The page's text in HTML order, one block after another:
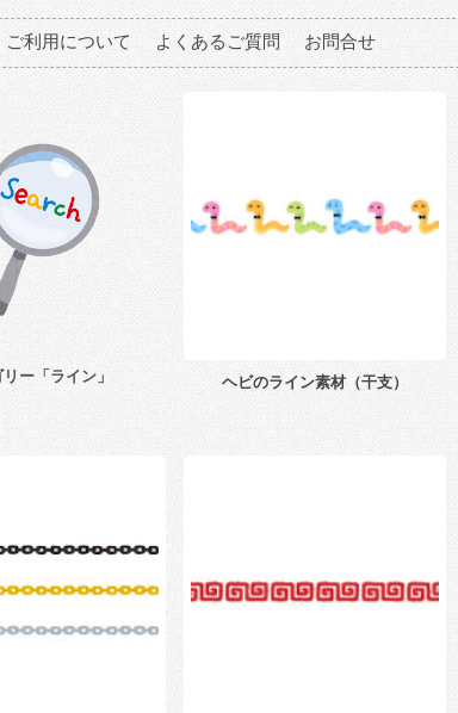
ご利用について よくあるご質問 お問合せ
ー「ライン」 ヘビのライン素材（干支）